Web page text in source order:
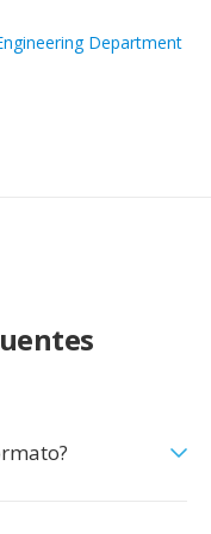
Department